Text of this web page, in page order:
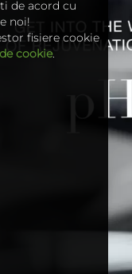
de acord cu
noi!
fisiere cookie
cookie.